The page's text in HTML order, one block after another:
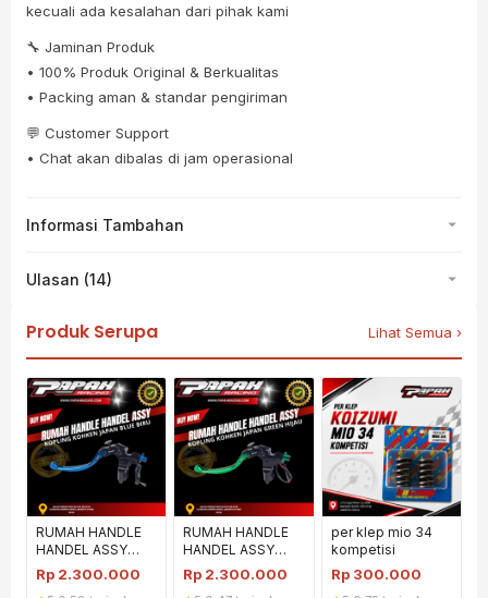
kecuali ada kesalahan dari pihak kami
🔧 Jaminan Produk
• 100% Produk Original & Berkualitas
• Packing aman & standar pengiriman
💬 Customer Support
• Chat akan dibalas di jam operasional
Informasi Tambahan
Ulasan (14)
Produk Serupa Lihat Semua ›
RUMAH HANDLE
HANDEL ASSY
KOPLING KOHKEN
JAPAN BIRU BLUE
Rp 2.300.000
RUMAH HANDLE
HANDEL ASSY
KOPLING KOHKEN
JAPAN HIJAU
Rp 2.300.000
per klep mio 34
kompetisi
Rp 300.000